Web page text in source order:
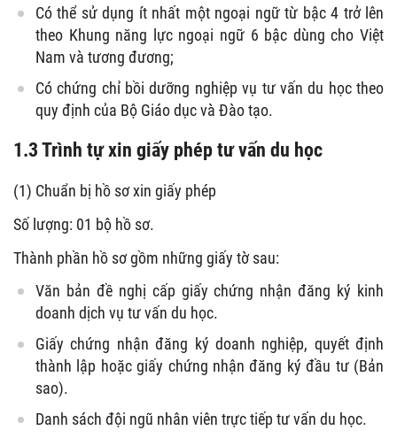
Có thể sử dụng ít nhất một ngoại ngữ từ bậc 4 trở lên
theo Khung năng lực ngoại ngữ 6 bậc dùng cho Việt
Nam và tương đương;
Có chứng chỉ bồi dưỡng nghiệp vụ tư vấn du học theo
quy định của Bộ Giáo dục và Đào tạo.
1.3 Trình tự xin giấy phép tư vấn du học
(1) Chuẩn bị hồ sơ xin giấy phép
Số lượng: 01 bộ hồ sơ.
Thành phần hồ sơ gồm những giấy tờ sau:
Văn bản đề nghị cấp giấy chứng nhận đăng ký kinh
doanh dịch vụ tư vấn du học.
Giấy chứng nhận đăng ký doanh nghiệp, quyết định
thành lập hoặc giấy chứng nhận đăng ký đầu tư (Bản
sao).
Danh sách đội ngũ nhân viên trực tiếp tư vấn du học.